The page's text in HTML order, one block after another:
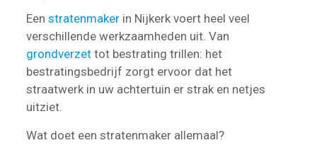
Een stratenmakerin Nijkerk voert heel veel
verschillende werkzaamheden uit. Van
grondverzettot bestrating trillen: het
bestratingsbedrijf zorgt ervoor dat het
straatwerk in uw achtertuin er strak en netjes
uitziet.
Wat doet een stratenmaker allemaal?